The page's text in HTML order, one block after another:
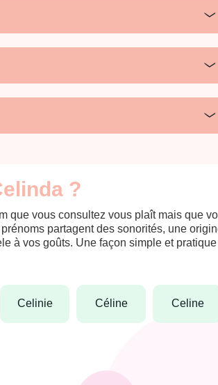
?
que vous consultez vous plaît mais que
partagent des sonorités, une
à vos goûts. Une façon simple et
celinie céline celine